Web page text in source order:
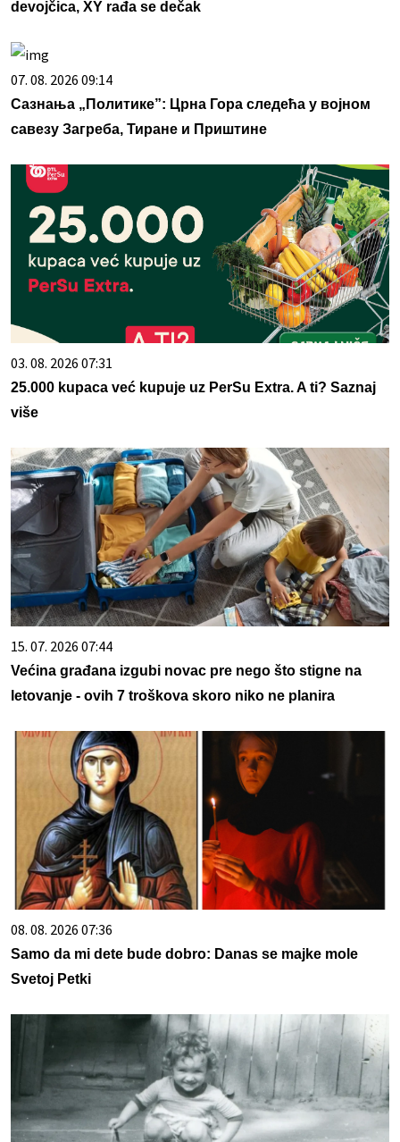
devojčica, XY rađa se dečak
07. 08. 2026 09:14
Сазнања „Политике”: Црна Гора следећа у војном
савезу Загреба, Тиране и Приштине
03. 08. 2026 07:31
25.000 kupaca već kupuje uz PerSu Extra. A ti? Saznaj
više
15. 07. 2026 07:44
Većina građana izgubi novac pre nego što stigne na
letovanje - ovih 7 troškova skoro niko ne planira
08. 08. 2026 07:36
Samo da mi dete bude dobro: Danas se majke mole
Svetoj Petki